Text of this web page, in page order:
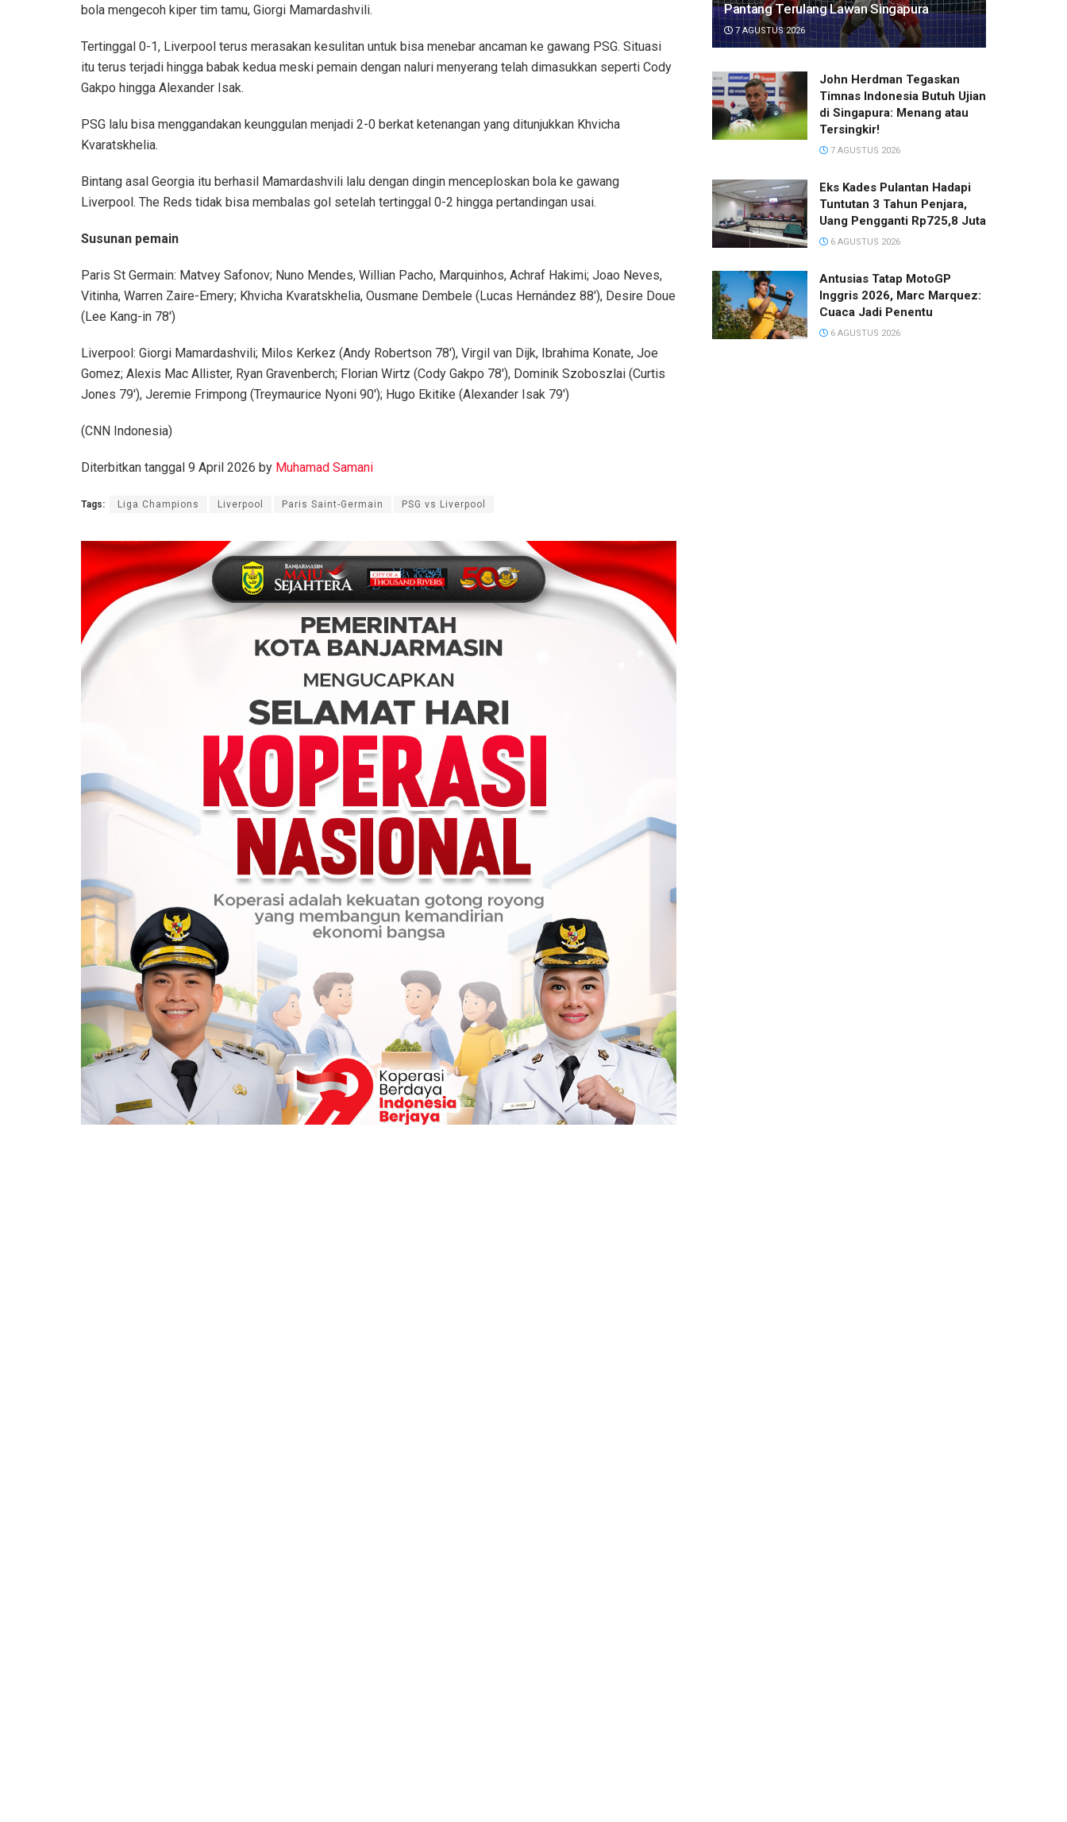
bola mengecoh kiper tim tamu, Giorgi Mamardashvili.
Tertinggal 0-1, Liverpool terus merasakan kesulitan untuk bisa menebar ancaman ke gawang PSG. Situasi
itu terus terjadi hingga babak kedua meski pemain dengan naluri menyerang telah dimasukkan seperti Cody
Gakpo hingga Alexander Isak.
PSG lalu bisa menggandakan keunggulan menjadi 2-0 berkat ketenangan yang ditunjukkan Khvicha
Kvaratskhelia.
Bintang asal Georgia itu berhasil Mamardashvili lalu dengan dingin menceploskan bola ke gawang
Liverpool. The Reds tidak bisa membalas gol setelah tertinggal 0-2 hingga pertandingan usai.
Susunan pemain
Paris St Germain: Matvey Safonov; Nuno Mendes, Willian Pacho, Marquinhos, Achraf Hakimi; Joao Neves,
Vitinha, Warren Zaire-Emery; Khvicha Kvaratskhelia, Ousmane Dembele (Lucas Hernández 88′), Desire Doue
(Lee Kang-in 78′)
Liverpool: Giorgi Mamardashvili; Milos Kerkez (Andy Robertson 78′), Virgil van Dijk, Ibrahima Konate, Joe
Gomez; Alexis Mac Allister, Ryan Gravenberch; Florian Wirtz (Cody Gakpo 78′), Dominik Szoboszlai (Curtis
Jones 79′), Jeremie Frimpong (Treymaurice Nyoni 90′); Hugo Ekitike (Alexander Isak 79′)
(CNN Indonesia)
Diterbitkan tanggal 9 April 2026 by Muhamad Samani
Tags: Liga Champions Liverpool Paris Saint-Germain PSG vs Liverpool
Pantang Terulang Lawan Singapura
7 AGUSTUS 2026
John Herdman Tegaskan
Timnas Indonesia Butuh Ujian
di Singapura: Menang atau
Tersingkir!
7 AGUSTUS 2026
Eks Kades Pulantan Hadapi
Tuntutan 3 Tahun Penjara,
Uang Pengganti Rp725,8 Juta
6 AGUSTUS 2026
Antusias Tatap MotoGP
Inggris 2026, Marc Marquez:
Cuaca Jadi Penentu
6 AGUSTUS 2026